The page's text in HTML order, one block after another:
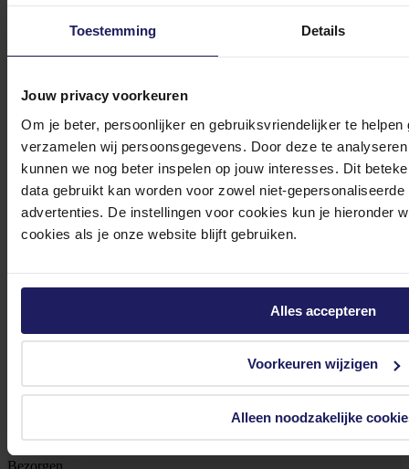
Toestemming Details
Jouw privacy voorkeuren
Om je beter, persoonlijker en gebruiksvriendelijker te
verzamelen wij persoonsgegevens. Door deze te
kunnen we nog beter inspelen op jouw interesses. Dit
data gebruikt kan worden voor zowel niet-
advertenties. De instellingen voor cookies kun je hieronder
cookies als je onze website blijft gebruiken.
Alles accepteren
Voorkeuren wijzigen
Alleen noodzakelijke
Ontvang als eerste de beste deals in je inbox
Meld je aan
Footer
Azerty
8102 HG Raalte
Klantenservice
Betalen
Bezorgen